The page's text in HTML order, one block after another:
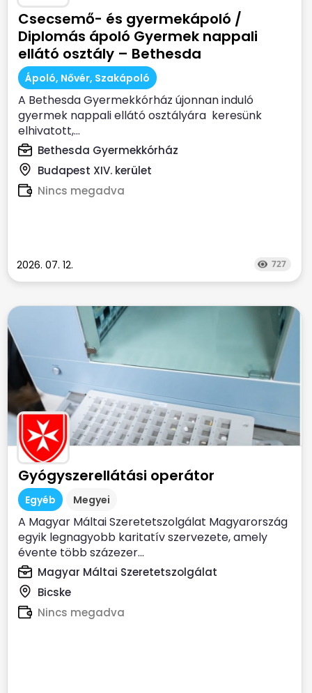
Csecsemő- és gyermekápoló /
Diplomás ápoló Gyermek nappali
ellátó osztály – Bethesda
Gyermekkórház
Ápoló, Nővér, Szakápoló
A Bethesda Gyermekkórház újonnan induló
gyermek nappali ellátó osztályára keresünk
elhivatott,...
Bethesda Gyermekkórház
Budapest XIV. kerület
Nincs megadva
2026. 07. 12. 727
Gyógyszerellátási operátor
Egyéb Megyei
A Magyar Máltai Szeretetszolgálat Magyarország
egyik legnagyobb karitatív szervezete, amely
évente több százezer...
Magyar Máltai Szeretetszolgálat
Bicske
Nincs megadva